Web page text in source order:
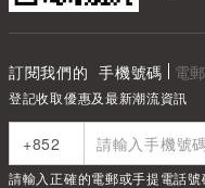
訂閱我們的 手機號碼 電
登記收取優惠及最新潮流資訊
請輸入正確的電郵或手提電話號